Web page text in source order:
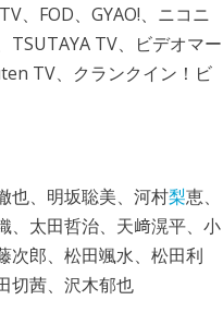
、FOD、GYAO!、ニコニ
TSUTAYA TV、ビデオマー
TV、クランクイン！ビ
也、明坂聡美、河村梨恵、
、太田哲治、天﨑滉平、小
次郎、松田颯水、松田利
切茜、沢木郁也